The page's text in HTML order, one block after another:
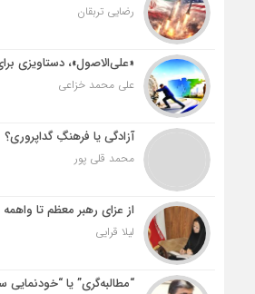
رضایی تربقان
«علی‌الاصول»، دستاویزی
علی محمد خزاعی
آزادگی یا فرهنگِ گداپروری؟
محمد قلی پور
از عزای رهبر معظم تا واهمه
لیلا قرایی
“مطالبه‌گری” یا “خودنمایی